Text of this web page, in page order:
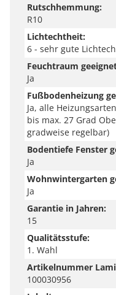
Rutschhemmung:
R10
Lichtechtheit:
6 - sehr gute
Feuchtraum
Ja
Fußbodenheizung
Ja, alle
bis max. 27 Grad
gradweise regelbar)
Bodentiefe Fenster
Ja
Wohnwintergarten
Ja
Garantie in Jahren:
15
Qualitätsstufe:
1. Wahl
Artikelnummer
100030956